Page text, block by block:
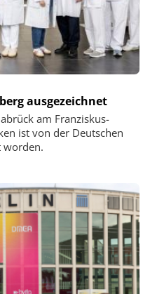
ausgezeichnet
am Franziskus-
ist von der Deutschen
worden.